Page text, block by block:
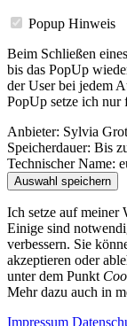
Popup Hinweis
Beim Schließen
bis das PopUp
der User bei jedem
PopUp setze ich
Anbieter: Sylvia
Speicherdauer: Bis
Technischer Name:
Auswahl speichern
Ich setze auf meiner
Einige sind
verbessern. Sie
akzeptieren oder
unter dem Punkt
Mehr dazu auch in
Impressum